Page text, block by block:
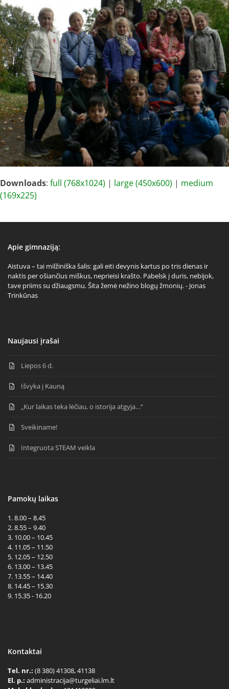
Downloads: full (768x1024) | large (450x600) | medium
(169x225)
Apie gimnaziją:
Aistuva – tai milžiniška šalis: gali eiti devynis kartus po tris dienas ir
naktis per ošiančius miškus, neprieisi krašto. Pabelsk į duris, nebijok,
tave priims su džiaugsmu. Šita žemė nežino blogų žmonių. - Jonas
Trinkūnas
Naujausi įrašai
Liepos 6 d.
Išvyka į Kauną
„Kur laikas teka lėčiau, o istorija atgyja…“
Sveikiname!
Integruota STEAM veikla
Pamokų laikas
1. 8.00 – 8.45
2. 8.55 – 9.40
3. 10.00 – 10.45
4. 11.05 – 11.50
5. 12.05 – 12.50
6. 13.00 – 13.45
7. 13.55 – 14.40
8. 14.45 – 15.30
9. 15.35 - 16.20
Kontaktai
Tel. nr.: (8 380) 41308, 41138
El. p.: administracija@turgeliai.lm.lt